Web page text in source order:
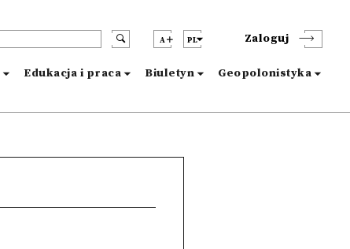
A PL Zaloguj
Edukacja i praca Biuletyn Geopolonistyka